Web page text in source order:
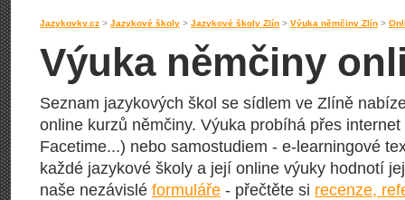
Jazykovky.cz > Jazykové školy > Jazykové školy Zlín > Výuka němčiny Zlín >
Výuka němčiny
Seznam jazykových škol se sídlem ve Zlíně
online kurzů němčiny. Výuka probíhá přes
Facetime...) nebo samostudiem - e-learningové
každé jazykové školy a její online výuky hodnotí
naše nezávislé formuláře - přečtěte si recenze,